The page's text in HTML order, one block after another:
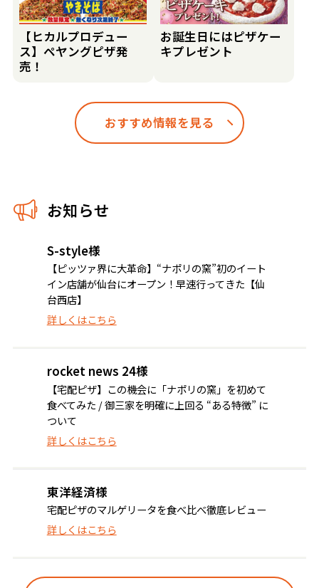
【ヒカルプロデュー
ス】ペヤングピザ発
売！
お誕生日にはピザケー
キプレゼント
おすすめ情報を見る
お知らせ
S-style様
【ピッツァ界に大革命】“ナポリの窯”初のイート
イン店舗が仙台にオープン！早速行ってきた【仙
台西店】
詳しくはこちら
rocket news 24様
【宅配ピザ】この機会に「ナポリの窯」を初めて
食べてみた / 御三家を明確に上回る “ある特徴” に
ついて
詳しくはこちら
東洋経済様
宅配ピザのマルゲリータを食べ比べ徹底レビュー
詳しくはこちら